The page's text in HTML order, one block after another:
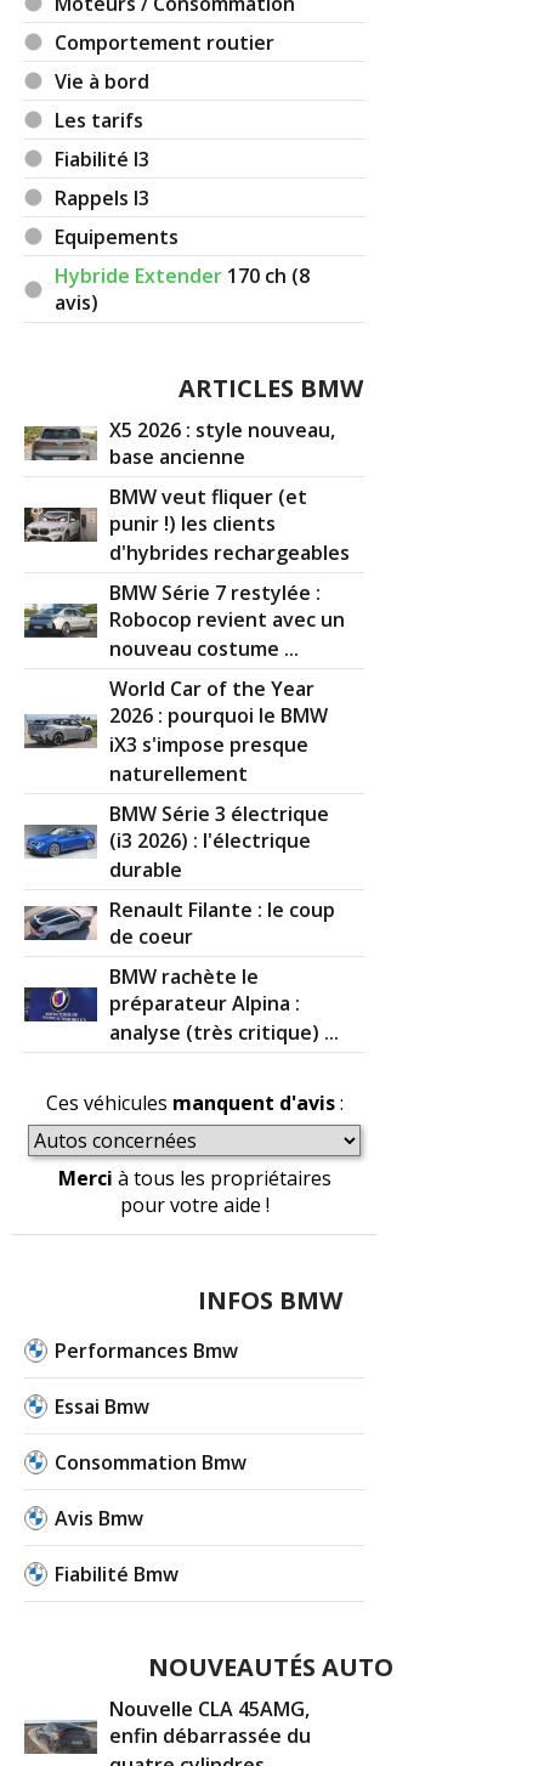
Comportement routier
Vie à bord
Les tarifs
Fiabilité I3
Rappels I3
Equipements
Hybride Extender 170 ch (8
avis)
ARTICLES BMW
X5 2026 : style nouveau,
base ancienne
BMW veut fliquer (et
punir !) les clients
d'hybrides rechargeables
BMW Série 7 restylée :
Robocop revient avec un
nouveau costume ...
World Car of the Year
2026 : pourquoi le BMW
iX3 s'impose presque
naturellement
BMW Série 3 électrique
(i3 2026) : l'électrique
durable
Renault Filante : le coup
de coeur
BMW rachète le
préparateur Alpina :
analyse (très critique) ...
Ces véhicules manquent d'avis:
Merci à tous les propriétaires
pour votre aide !
INFOS BMW
Performances Bmw
Essai Bmw
Consommation Bmw
Avis Bmw
Fiabilité Bmw
NOUVEAUTÉS AUTO
Nouvelle CLA 45AMG,
enfin débarrassée du